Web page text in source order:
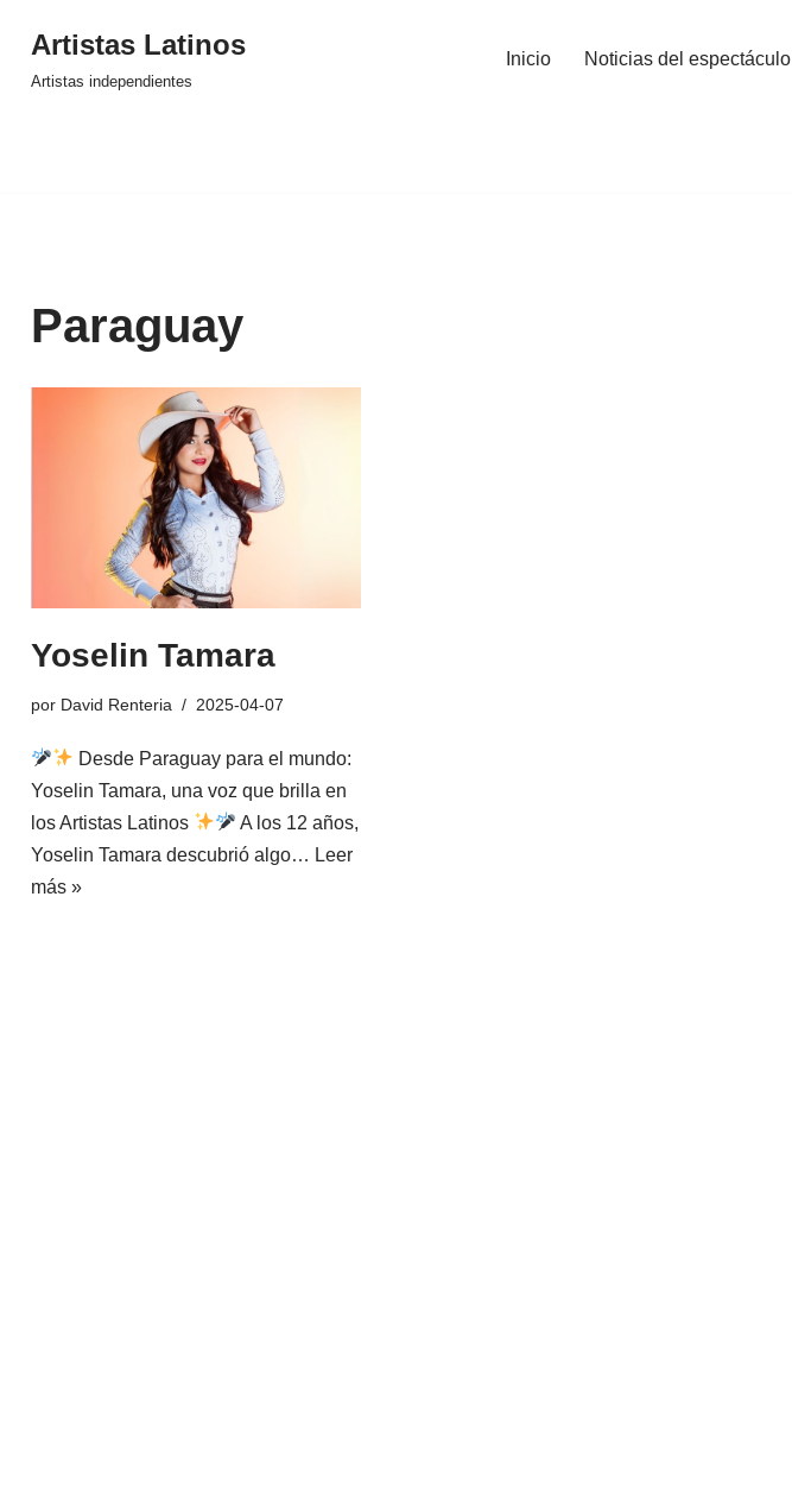
Artistas Latinos
Artistas independientes
Inicio Noticias del espectáculo
Paraguay
Yoselin Tamara
por David Renteria 2025-04-07
Desde Paraguay para el mundo:
Yoselin Tamara, una voz que brilla en
los Artistas Latinos
A los 12 años,
Yoselin Tamara descubrió algo… Leer
más »